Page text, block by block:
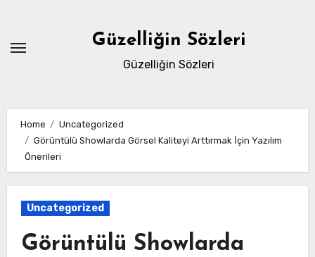
content
Güzelliğin Sözleri
Güzelliğin Sözleri
Home
Uncategorized
Görüntülü Showlarda Görsel Kaliteyi Arttırmak İçin Yazılım
Önerileri
Uncategorized
Görüntülü Showlarda